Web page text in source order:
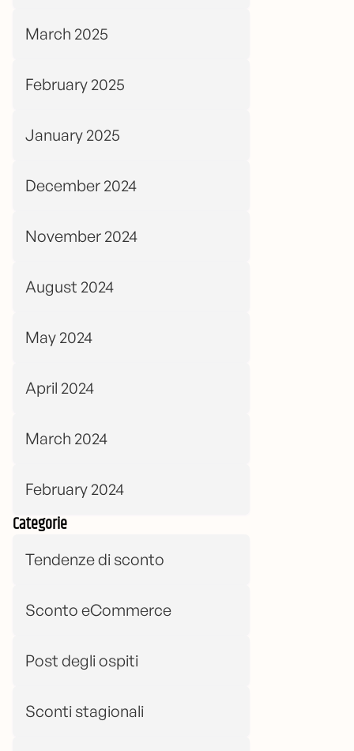
March 2025
February 2025
January 2025
December 2024
November 2024
August 2024
May 2024
April 2024
March 2024
February 2024
Categorie
Tendenze di sconto
Sconto eCommerce
Post degli ospiti
Sconti stagionali